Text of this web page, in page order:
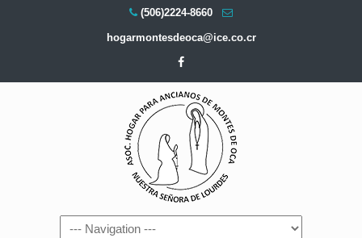
(506)2224-8660
hogarmontesdeoca@ice.co.cr
Navigation